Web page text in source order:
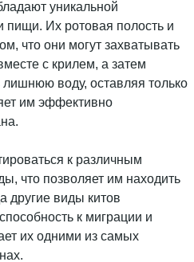
уникальной
пищи. Их ротовая полость и
что они могут захватывать
с крилем, а затем
лишнюю воду, оставляя только
им эффективно
к различным
что позволяет им находить
другие виды китов
к миграции и
их одними из самых